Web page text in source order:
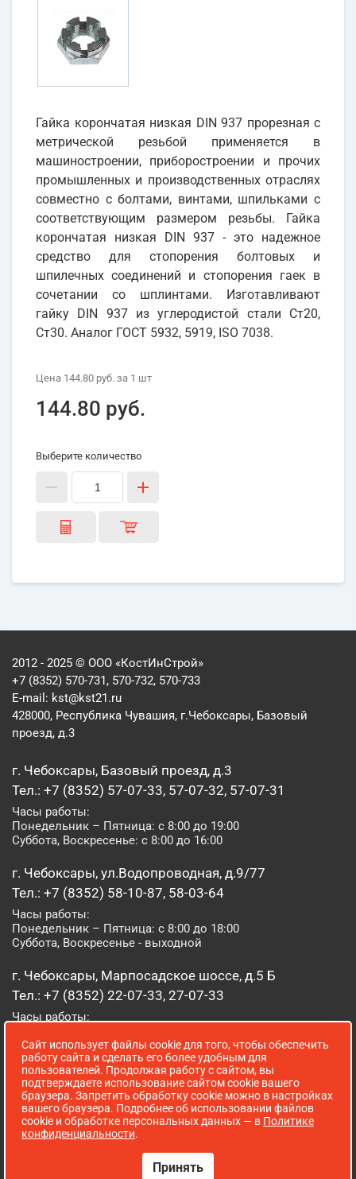
Гайка корончатая низкая DIN 937 прорезная с
метрической резьбой применяется в
машиностроении, приборостроении и прочих
промышленных и производственных отраслях
совместно с болтами, винтами, шпильками с
соответствующим размером резьбы. Гайка
корончатая низкая DIN 937 - это надежное
средство для стопорения болтовых и
шпилечных соединений и стопорения гаек в
сочетании со шплинтами. Изготавливают
гайку DIN 937 из углеродистой стали Ст20,
Ст30. Аналог ГОСТ 5932, 5919, ISO 7038.
Цена 144.80 руб. за 1 шт
144.80 руб.
Выберите количество
2012 - 2025 © ООО «КостИнСтрой»
+7 (8352) 570-731, 570-732, 570-733
E-mail: kst@kst21.ru
428000, Республика Чувашия, г.Чебоксары, Базовый
проезд, д.3
г. Чебоксары, Базовый проезд, д.3
Тел.: +7 (8352) 57-07-33, 57-07-32, 57-07-31
Часы работы:
Понедельник – Пятница: с 8:00 до 19:00
Суббота, Воскресенье: с 8:00 до 16:00
г. Чебоксары, ул.Водопроводная, д.9/77
Тел.: +7 (8352) 58-10-87, 58-03-64
Часы работы:
Понедельник – Пятница: с 8:00 до 18:00
Суббота, Воскресенье - выходной
г. Чебоксары, Марпосадское шоссе, д.5 Б
Тел.: +7 (8352) 22-07-33, 27-07-33
Часы работы:
Суббота, Воскресенье: с 8:00 до 16:00
г. Йошкар-Ола, ул. Луначарского, д. 52 А
Тел.: (8362) 41-07-31
Часы работы:
Понедельник – Пятница: с 8:00 до 18:00
Сайт использует файлы cookie для того, чтобы обеспечить
работу сайта и сделать его более удобным для
пользователей. Продолжая работу с сайтом, вы
подтверждаете использование сайтом cookie вашего
браузера. Запретить обработку cookie можно в настройках
вашего браузера. Подробнее об использовании файлов
cookie и обработке персональных данных — в Политике
конфиденциальности.
Принять